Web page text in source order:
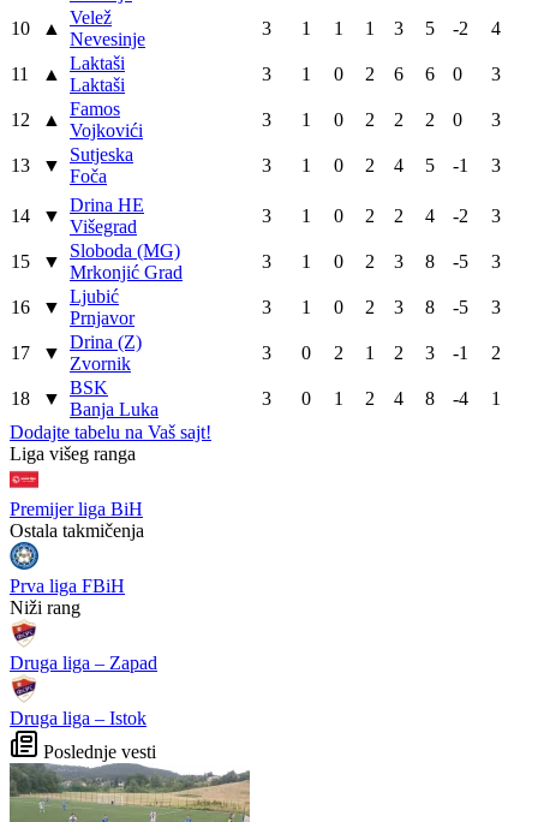
10
▲
Velež
Nevesinje
3 1 1 1 3 5 -2 4
11 ▲
Laktaši
Laktaši
3 1 0 2 6 6 0 3
12 ▲
Famos
Vojkovići
3 1 0 2 2 2 0 3
13 ▼
Sutjeska
Foča
3 1 0 2 4 5 -1 3
14 ▼
Drina HE
Višegrad
3 1 0 2 2 4 -2 3
15 ▼
Sloboda (MG)
Mrkonjić Grad
3 1 0 2 3 8 -5 3
16 ▼
Ljubić
Prnjavor
3 1 0 2 3 8 -5 3
17 ▼
Drina (Z)
Zvornik
3 0 2 1 2 3 -1 2
18 ▼
BSK
Banja Luka
3 0 1 2 4 8 -4
1
Dodajte tabelu na Vaš sajt!
WEB PREPORUKE
Zaludio društvene mreže
fizičkim izgledom, ali Okoye
spušta loptu: "Ja sam prije
svega golman"
(FOTO+VIDEO)
Messi stigao u Rosario na
posljednji ispraćaj ocu, De
Paul pogodak posvetio
porodici (VIDEO)